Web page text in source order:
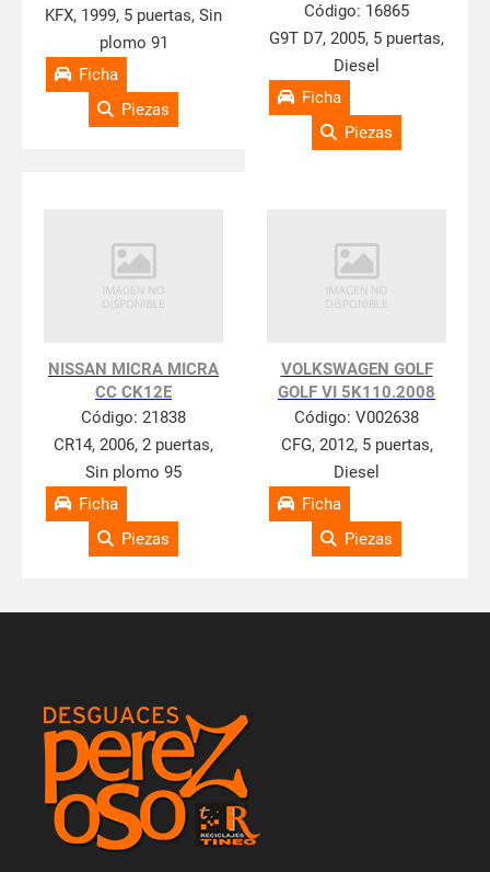
KFX, 1999, 5 puertas, Sin
plomo 91
Ficha
Piezas
Código: 16865
G9T D7, 2005, 5 puertas,
Diesel
Ficha
Piezas
NISSAN MICRA MICRA
CC CK12E
Código: 21838
CR14, 2006, 2 puertas,
Sin plomo 95
Ficha
Piezas
VOLKSWAGEN GOLF
GOLF VI 5K110.2008
Código: V002638
CFG, 2012, 5 puertas,
Diesel
Ficha
Piezas